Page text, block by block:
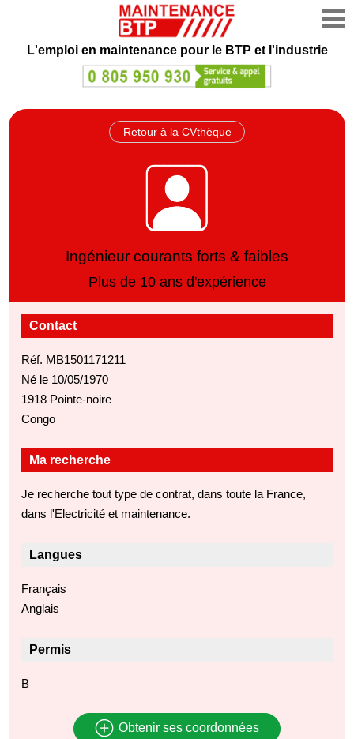
L'emploi en maintenance pour le BTP et l'industrie
Retour à la CVthèque
Ingénieur courants forts & faibles
Plus de 10 ans d'expérience
Contact
Réf. MB1501171211
Né le 10/05/1970
1918 Pointe-noire
Congo
Ma recherche
Je recherche tout type de contrat, dans toute la France,
dans l'Electricité et maintenance.
Langues
Français
Anglais
Permis
B
Obtenir ses coordonnées